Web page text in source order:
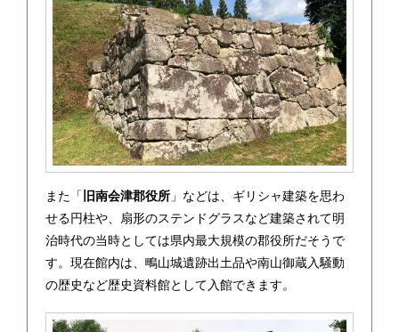
また「 旧南会津郡役所」などは、ギリシャ建築を思わ
せる円柱や、扇形のステンドグラスなど建築されて明
治時代の当時としては県内最大規模の郡役所だそうで
す。現在館内は、鴫山城遺跡出土品や南山御蔵入騒動
の歴史など歴史資料館として入館できます。